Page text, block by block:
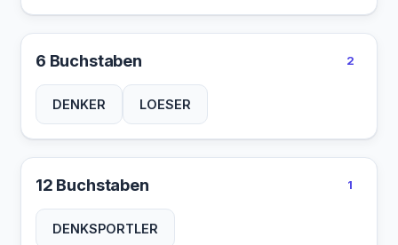
6 Buchstaben 2
DENKER LOESER
12 Buchstaben 1
DENKSPORTLER